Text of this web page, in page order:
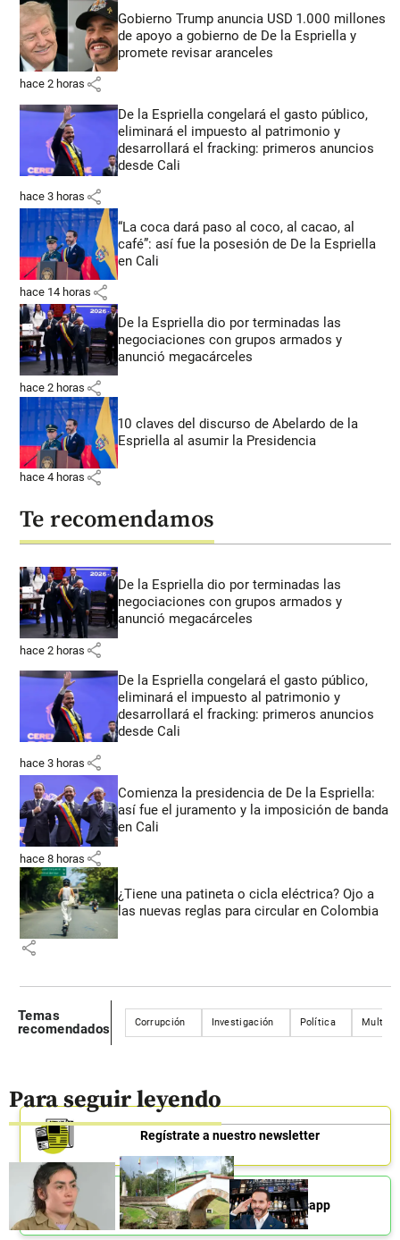
Gobierno Trump anuncia USD 1.000 millones
de apoyo a gobierno de De la Espriella y
promete revisar aranceles
hace 2 horas share
De la Espriella congelará el gasto público,
eliminará el impuesto al patrimonio y
desarrollará el fracking: primeros anuncios
desde Cali
hace 3 horas share
“La coca dará paso al coco, al cacao, al
café”: así fue la posesión de De la Espriella
en Cali
hace 14 horas share
De la Espriella dio por terminadas las
negociaciones con grupos armados y
anunció megacárceles
hace 2 horas share
10 claves del discurso de Abelardo de la
Espriella al asumir la Presidencia
hace 4 horas share
Te recomendamos
De la Espriella dio por terminadas las
negociaciones con grupos armados y
anunció megacárceles
hace 2 horas share
De la Espriella congelará el gasto público,
eliminará el impuesto al patrimonio y
desarrollará el fracking: primeros anuncios
desde Cali
hace 3 horas share
Comienza la presidencia de De la Espriella:
así fue el juramento y la imposición de banda
en Cali
hace 8 horas share
¿Tiene una patineta o cicla eléctrica? Ojo a
las nuevas reglas para circular en Colombia
share
Temas
recomendados
Corrupción Investigación Política Multas
Para seguir leyendo
Regístrate a nuestro newsletter
Únete a nuestro canal de Whatsapp